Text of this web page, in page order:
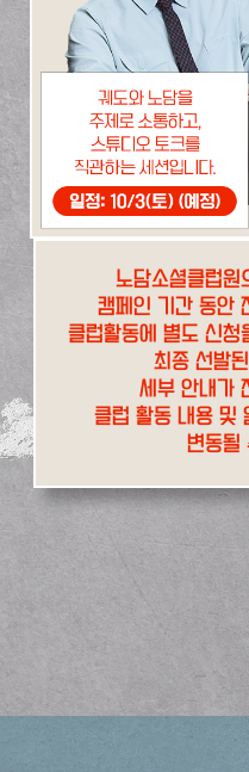
노담소셜클럽
캠페인 기간 동안
클럽활동에 별도 신
최종 선발
세부 안내가
클럽 활동 내용 및
변동될